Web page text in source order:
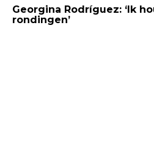
Georgina Rodríguez: ‘Ik
rondingen’